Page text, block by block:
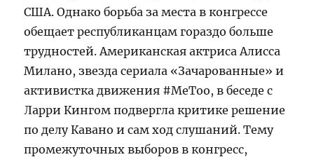
США. Однако борьба за места в конгрессе
обещает республиканцам гораздо больше
трудностей. Американская актриса Алисса
Милано, звезда сериала «Зачарованные» и
активистка движения #MeToo, в беседе с
Ларри Кингом подвергла критике решение
по делу Кавано и сам ход слушаний. Тему
промежуточных выборов в конгресс,